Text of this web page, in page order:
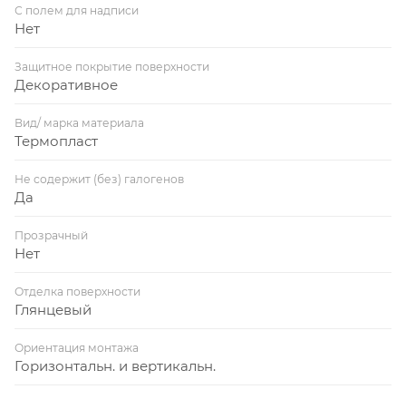
С полем для надписи
Нет
Защитное покрытие поверхности
Декоративное
Вид/ марка материала
Термопласт
Не содержит (без) галогенов
Да
Прозрачный
Нет
Отделка поверхности
Глянцевый
Ориентация монтажа
Горизонтальн. и вертикальн.